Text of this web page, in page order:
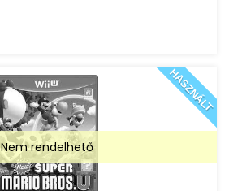
Nem rendelhető
HASZNÁLT